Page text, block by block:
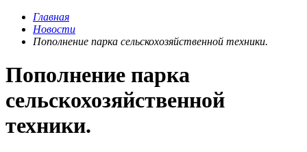
Главная
Новости
Пополнение парка сельскохозяйственной техники.
Пополнение парка
сельскохозяйственной
техники.